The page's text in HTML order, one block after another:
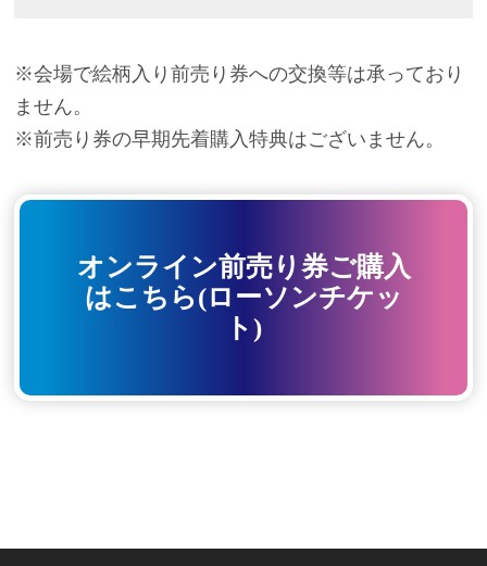
※会場で絵柄入り前売り券への交換等は承っており
ません。
※前売り券の早期先着購入特典はございません。
オンライン前売り券ご購入
はこちら(ローソンチケッ
ト)